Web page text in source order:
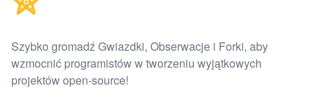
Szybko gromadź Gwiazdki, Obserwacje i Forki, aby
wzmocnić programistów w tworzeniu wyjątkowych
projektów open-source!